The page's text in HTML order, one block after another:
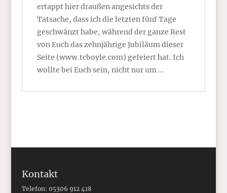
ertappt hier draußen angesichts der
Tatsache, dass ich die letzten fünf Tage
geschwänzt habe, während der ganze Rest
von Euch das zehnjährige Jubiläum dieser
Seite (www.tcboyle.com) gefeiert hat. Ich
wollte bei Euch sein, nicht nur um …
Kontakt
Telefon: 05306 912 418